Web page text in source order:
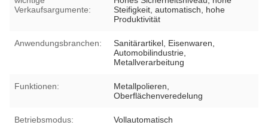
Verkaufsargumente:
Steifigkeit, automatisch, hohe
Produktivität
Anwendungsbranchen:
Sanitärartikel, Eisenwaren,
Automobilindustrie,
Metallverarbeitung
Funktionen:
Metallpolieren,
Oberflächenveredelung
Betriebsmodus: Vollautomatisch